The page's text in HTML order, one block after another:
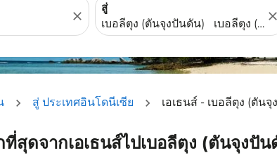
close
สู่
close
สู่ ประเทศอินโดนีเซีย เอเธนส์ - เบอลีตุง (ตัน
สุดจากเอเธนส์ไปเบอลีตุง (ตันจุงปัน
คุณ (ต้นทางและ/หรือปลายทาง) หรือเลือกวันที่ด้านล่างเ